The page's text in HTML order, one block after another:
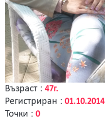
Възраст : 47г.
Регистриран : 01.10.2014
Точки : 0